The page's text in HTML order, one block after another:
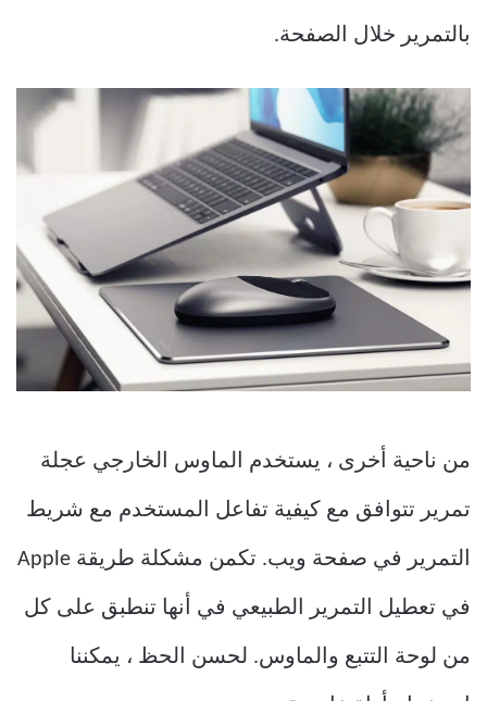
بالتمرير خلال الصفحة.
من ناحية أخرى ، يستخدم الماوس الخارجي عجلة
تمرير تتوافق مع كيفية تفاعل المستخدم مع شريط
التمرير في صفحة ويب. تكمن مشكلة طريقة Apple
في تعطيل التمرير الطبيعي في أنها تنطبق على كل
من لوحة التتبع والماوس. لحسن الحظ ، يمكننا